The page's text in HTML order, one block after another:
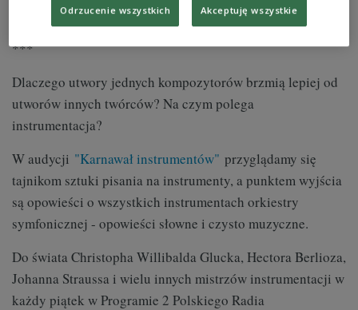
wyd. CPO 1996 r.
***
Dlaczego utwory jednych kompozytorów brzmią lepiej od
utworów innych twórców? Na czym polega
instrumentacja?
W audycji "Karnawał instrumentów" przyglądamy się
tajnikom sztuki pisania na instrumenty, a punktem wyjścia
są opowieści o wszystkich instrumentach orkiestry
symfonicznej - opowieści słowne i czysto muzyczne.
Do świata Christopha Willibalda Glucka, Hectora Berlioza,
Johanna Straussa i wielu innych mistrzów instrumentacji w
każdy piątek w Programie 2 Polskiego Radia
Odrzucenie wszystkich Akceptuję wszystkie